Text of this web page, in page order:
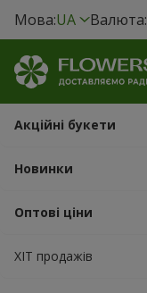
Мова:UA Валюта:
Акційні букети
Новинки
Оптові ціни
ХІТ продажів